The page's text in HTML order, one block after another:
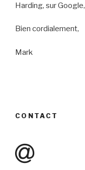
Harding, sur
Bien cordialement,
Mark
CONTACT